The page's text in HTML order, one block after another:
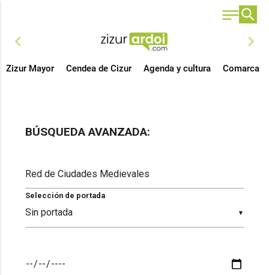
chevron_left chevron_right
Zizur Mayor Cendea de Cizur Agenda y cultura Comarca
BÚSQUEDA AVANZADA:
▼
Selección de portada